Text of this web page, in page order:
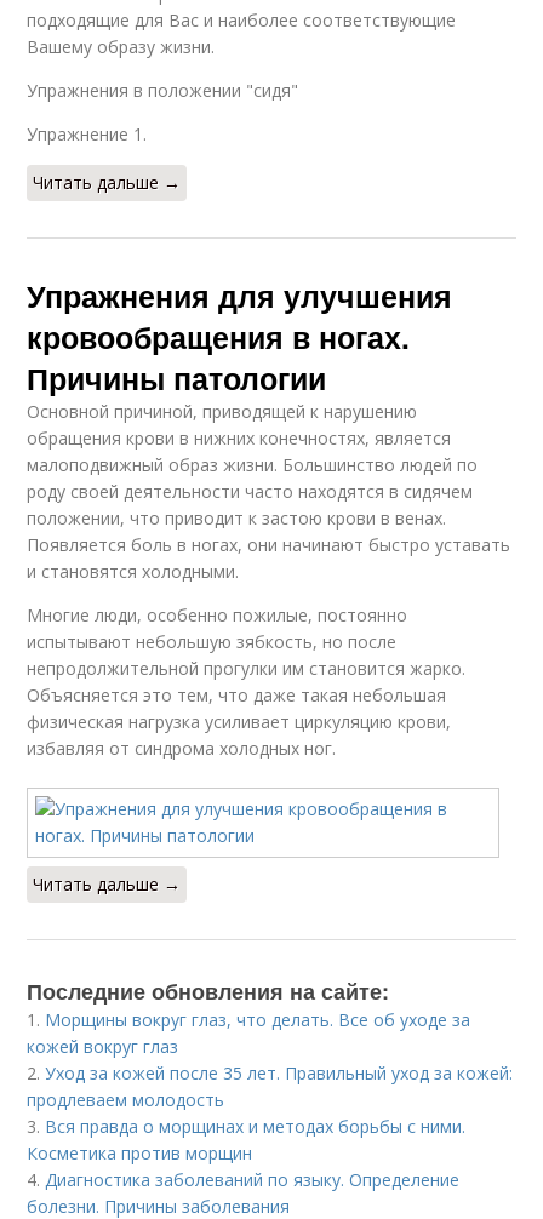
подходящие для Вас и наиболее соответствующие
Вашему образу жизни.
Упражнения в положении "сидя"
Упражнение 1.
Читать дальше →
Упражнения для улучшения
кровообращения в ногах.
Причины патологии
Основной причиной, приводящей к нарушению
обращения крови в нижних конечностях, является
малоподвижный образ жизни. Большинство людей по
роду своей деятельности часто находятся в сидячем
положении, что приводит к застою крови в венах.
Появляется боль в ногах, они начинают быстро уставать
и становятся холодными.
Многие люди, особенно пожилые, постоянно
испытывают небольшую зябкость, но после
непродолжительной прогулки им становится жарко.
Объясняется это тем, что даже такая небольшая
физическая нагрузка усиливает циркуляцию крови,
избавляя от синдрома холодных ног.
Читать дальше →
Последние обновления на сайте:
1. Морщины вокруг глаз, что делать. Все об уходе за
кожей вокруг глаз
2.Уход за кожей после 35 лет. Правильный уход за кожей:
продлеваем молодость
3. Вся правда о морщинах и методах борьбы с ними.
Косметика против морщин
4.Диагностика заболеваний по языку. Определение
болезни. Причины заболевания